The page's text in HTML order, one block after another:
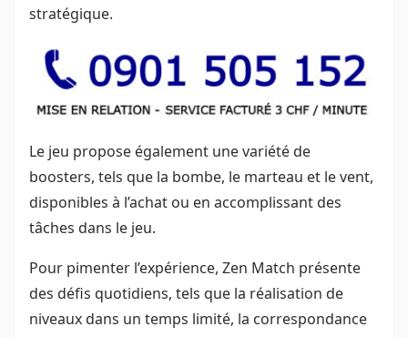
stratégique.
Le jeu propose également une variété de
boosters, tels que la bombe, le marteau et le vent,
disponibles à l’achat ou en accomplissant des
tâches dans le jeu.
Pour pimenter l’expérience, Zen Match présente
des défis quotidiens, tels que la réalisation de
niveaux dans un temps limité, la correspondance